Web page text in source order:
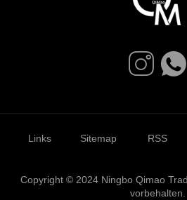
Links Sitemap RSS
Copyright © 2024 Ningbo Qimao
vorbehalten.